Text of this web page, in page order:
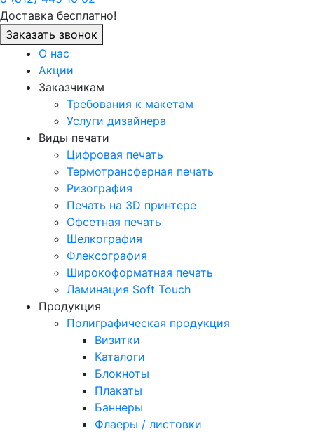
Доставка бесплатно!
Заказать звонок
О нас
Акции
Заказчикам
Требования к макетам
Услуги дизайнера
Виды печати
Цифровая печать
Термотрансферная печать
Ризография
Печать на 3D принтере
Офсетная печать
Шелкография
Флексография
Широкоформатная печать
Ламинация Soft Touch
Продукция
Полиграфическая продукция
Визитки
Каталоги
Блокноты
Плакаты
Баннеры
Флаеры / листовки